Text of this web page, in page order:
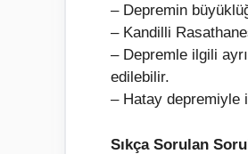
– Depremin
– Kandilli
– Depremle ilgili
edilebilir.
– Hatay depremiyle
Sıkça Sorulan